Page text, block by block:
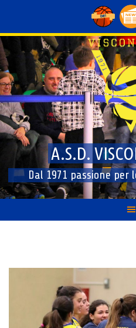
content
A.S.D.
Dal 1971 passione per